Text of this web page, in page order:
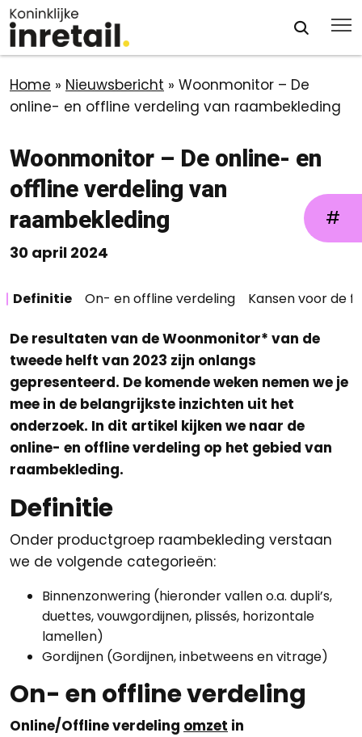
Home » Nieuwsbericht » Woonmonitor – De
online- en offline verdeling van raambekleding
Woonmonitor – De online- en
offline verdeling van
raambekleding
30 april 2024
De resultaten van de Woonmonitor* van de
tweede helft van 2023 zijn onlangs
gepresenteerd. De komende weken nemen we je
mee in de belangrijkste inzichten uit het
onderzoek. In dit artikel kijken we naar de
online- en offline verdeling op het gebied van
raambekleding.
Definitie
Onder productgroep raambekleding verstaan
we de volgende categorieën:
Binnenzonwering (hieronder vallen o.a. dupli’s,
duettes, vouwgordijnen, plissés, horizontale
lamellen)
Gordijnen (Gordijnen, inbetweens en vitrage)
On- en offline verdeling
Online/Offline verdeling omzet in
Definitie On- en offline verdeling Kansen voor de
#